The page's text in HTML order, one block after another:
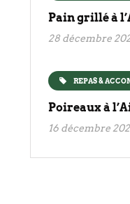
Pain grillé à
28 décembre
REPAS &
Poireaux à
16 décembre